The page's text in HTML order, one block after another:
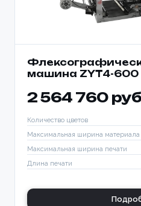
машина ZYT4-600
2 564 760 руб
Количество цветов
Максимальная ширина материала
Максимальная ширина печати
Длина печати